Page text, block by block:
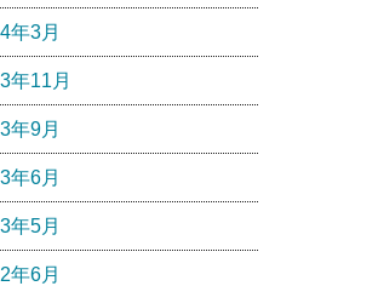
年3月
年11月
年9月
年6月
年5月
年6月